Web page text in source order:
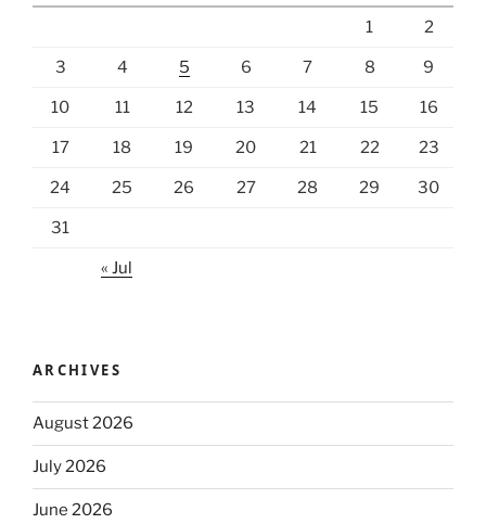
1 2
3 4 5 6 7 8 9
10 11 12 13 14 15 16
17 18 19 20 21 22 23
24 25 26 27 28 29 30
31
« Jul
ARCHIVES
August 2026
July 2026
June 2026